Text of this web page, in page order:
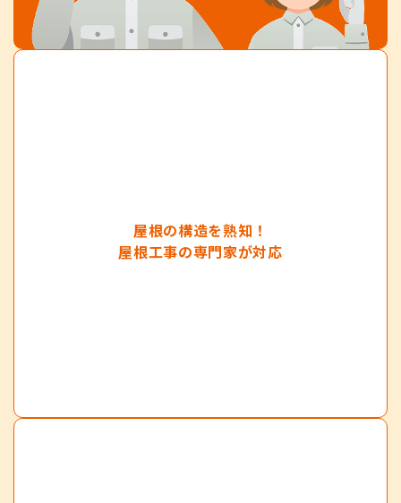
屋根の構造を熟知！
屋根工事の専門家が対応